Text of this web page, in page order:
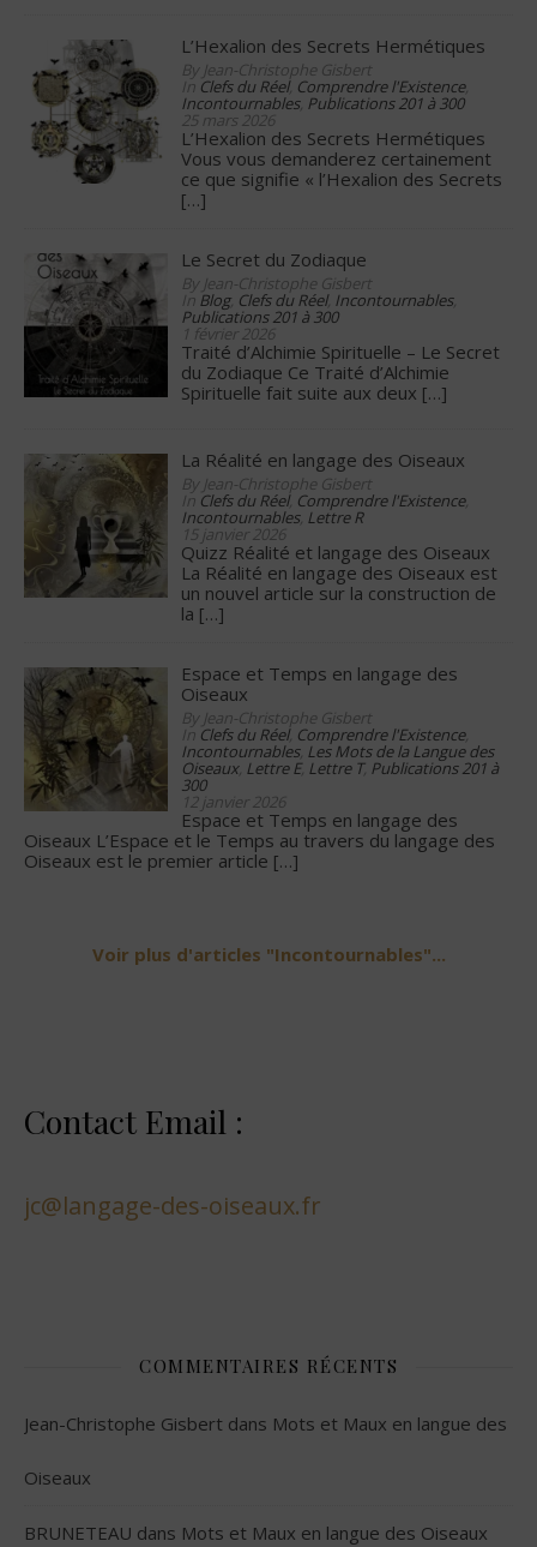
L’Hexalion des Secrets Hermétiques
By Jean-Christophe Gisbert
In Clefs du Réel, Comprendre l'Existence,
Incontournables, Publications 201 à 300
25 mars 2026
L’Hexalion des Secrets Hermétiques
Vous vous demanderez certainement
ce que signifie « l’Hexalion des Secrets
[…]
Le Secret du Zodiaque
By Jean-Christophe Gisbert
In Blog, Clefs du Réel, Incontournables,
Publications 201 à 300
1 février 2026
Traité d’Alchimie Spirituelle – Le Secret
du Zodiaque Ce Traité d’Alchimie
Spirituelle fait suite aux deux […]
La Réalité en langage des Oiseaux
By Jean-Christophe Gisbert
In Clefs du Réel, Comprendre l'Existence,
Incontournables, Lettre R
15 janvier 2026
Quizz Réalité et langage des Oiseaux
La Réalité en langage des Oiseaux est
un nouvel article sur la construction de
la […]
Espace et Temps en langage des
Oiseaux
By Jean-Christophe Gisbert
In Clefs du Réel, Comprendre l'Existence,
Incontournables, Les Mots de la Langue des
Oiseaux, Lettre E, Lettre T, Publications 201 à
300
12 janvier 2026
Espace et Temps en langage des
Oiseaux L’Espace et le Temps au travers du langage des
Oiseaux est le premier article […]
Voir plus d'articles "Incontournables"...
Contact Email :
jc@langage-des-oiseaux.fr
COMMENTAIRES RÉCENTS
Jean-Christophe Gisbert dans Mots et Maux en langue des
Oiseaux
BRUNETEAU dans Mots et Maux en langue des Oiseaux